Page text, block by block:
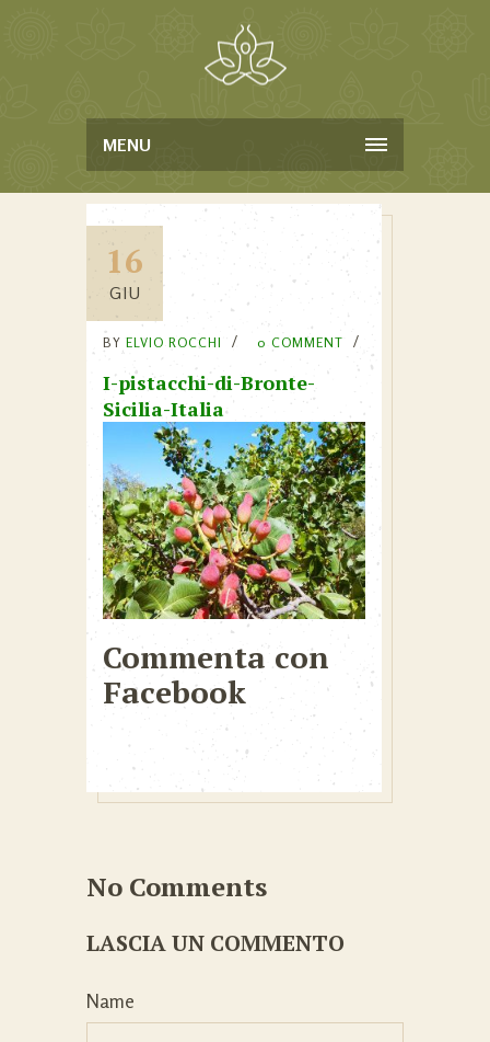
MENU
16
GIU
BY ELVIO ROCCHI 0 COMMENT
I-pistacchi-di-Bronte-
Sicilia-Italia
Commenta con
Facebook
No Comments
LASCIA UN COMMENTO
Name